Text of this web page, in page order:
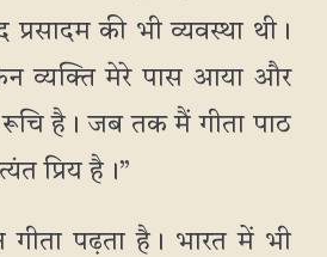
की भी व्यवस्था थी।
व्यक्ति मेरे पास आया और
रूचि है। जब तक मैं गीता पाठ
प्रिय है।”
पढ़ता है। भारत में भी